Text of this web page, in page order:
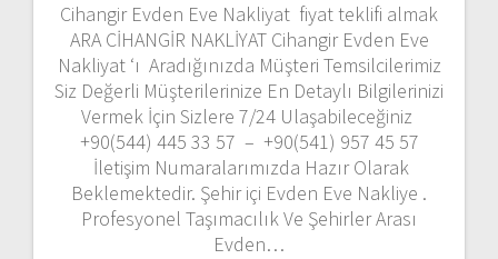
Cihangir Evden Eve Nakliyat fiyat teklifi almak
ARA CİHANGİR NAKLİYAT Cihangir Evden Eve
Nakliyat ‘ı Aradığınızda Müşteri Temsilcilerimiz
Siz Değerli Müşterilerinize En Detaylı Bilgilerinizi
Vermek İçin Sizlere 7/24 Ulaşabileceğiniz
+90(544) 445 33 57 – +90(541) 957 45 57
İletişim Numaralarımızda Hazır Olarak
Beklemektedir. Şehir içi Evden Eve Nakliye .
Profesyonel Taşımacılık Ve Şehirler Arası
Evden…